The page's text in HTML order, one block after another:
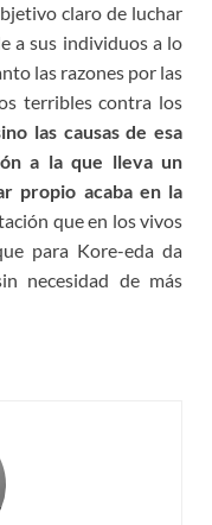
claro de luchar
a sus individuos a lo
las razones por las
terribles contra los
las causas de esa
a la que lleva un
propio acaba en la
que en los vivos
para Kore-eda da
necesidad de más